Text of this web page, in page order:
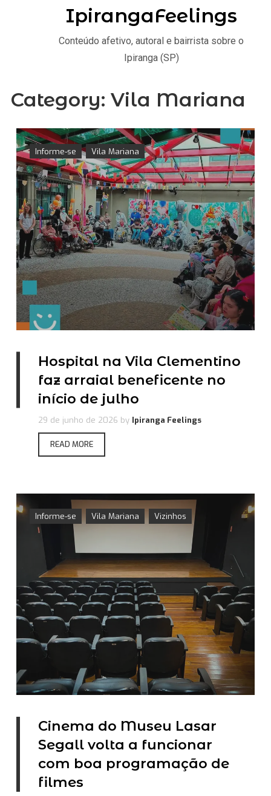
Category: Vila Mariana
Informe-se Vila Mariana
Hospital na Vila Clementino
faz arraial beneficente no
início de julho
29 de junho de 2026 by Ipiranga Feelings
READ MORE
Informe-se Vila Mariana Vizinhos
Cinema do Museu Lasar
Segall volta a funcionar
com boa programação de
filmes
IpirangaFeelings
Conteúdo afetivo, autoral e bairrista sobre o
Ipiranga (SP)